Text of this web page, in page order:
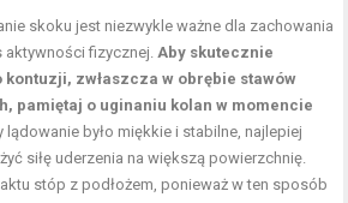
skoku jest niezwykle ważne dla zachowania
fizycznej. Aby skutecznie
zwłaszcza w obrębie stawów
pamiętaj o uginaniu kolan w momencie
lądowanie było miękkie i stabilne, najlepiej
siłę uderzenia na większą powierzchnię.
stóp z podłożem, ponieważ w ten sposób